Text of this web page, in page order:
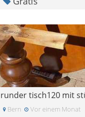
Bern Vor einem Monat